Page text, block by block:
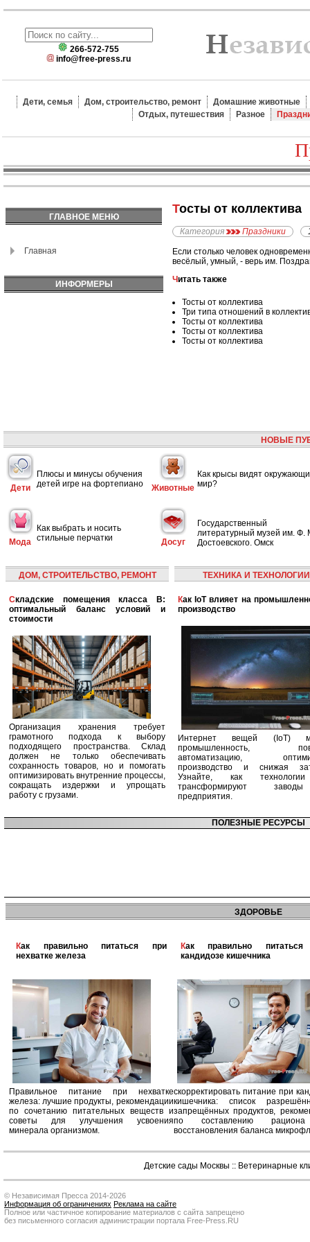
266-572-755
info@free-press.ru
Дети, семья Дом, строительство, ремонт
Домашние животные
Отдых, путешествия
Разное
ГЛАВНОЕ МЕНЮ
Главная
ИНФОРМЕРЫ
Тосты от коллектива
Категория Праздники
Если столько человек
весёлый, умный, - верь им.
Читать также
Тосты от коллектива
Три типа отношений в
Тосты от коллектива
Тосты от коллектива
Тосты от коллектива
НОВЫЕ
Дети
Плюсы и минусы обучения
детей игре на фортепиано
Животные
Как крысы видят
мир?
Мода
Как выбрать и носить
стильные перчатки
Досуг
Государственный
литературный музей им. Ф.
Достоевского. Омск
ДОМ, СТРОИТЕЛЬСТВО, РЕМОНТ
Складские помещения класса B:
оптимальный баланс условий и
стоимости
Организация хранения требует
грамотного подхода к выбору
подходящего пространства. Склад
должен не только обеспечивать
сохранность товаров, но и помогать
оптимизировать внутренние процессы,
сокращать издержки и упрощать
работу с грузами.
ТЕХНИКА И ТЕХНОЛОГИИ
Как IoT влияет на промышленность и
производство
Интернет вещей (IoT)
промышленность,
автоматизацию,
производство и снижая
Узнайте, как
трансформируют
предприятия.
ПОЛЕЗНЫЕ РЕСУРСЫ
ЗДОРОВЬЕ
Как правильно питаться при
нехватке железа
Правильное питание при нехватке
железа: лучшие продукты, рекомендации
по сочетанию питательных веществ и
советы для улучшения усвоения
минерала организмом.
Как правильно питаться при
кандидозе кишечника
скорректировать питание при
кишечника: список
запрещённых продуктов,
по составлению
восстановления баланса
Детские сады Москвы :: Ветеринарные
© Независимая Пресса 2014-2026
Информация об ограничениях Реклама на сайте
Полное или частичное копирование материалов с сайта запрещено
без письменного согласия администрации портала Free-Press.RU